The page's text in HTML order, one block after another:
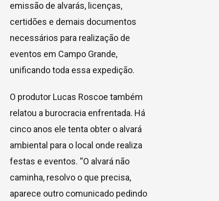
emissão de alvarás, licenças,
certidões e demais documentos
necessários para realização de
eventos em Campo Grande,
unificando toda essa expedição.
O produtor Lucas Roscoe também
relatou a burocracia enfrentada. Há
cinco anos ele tenta obter o alvará
ambiental para o local onde realiza
festas e eventos. “O alvará não
caminha, resolvo o que precisa,
aparece outro comunicado pedindo